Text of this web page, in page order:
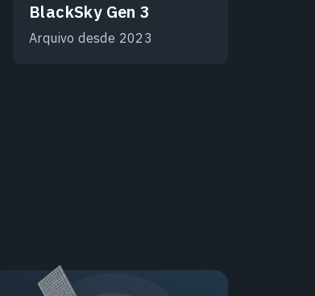
BlackSky Gen 3
Arquivo desde 2023